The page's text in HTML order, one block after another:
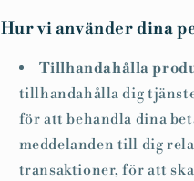
Hur vi använder dina
Tillhandahålla
tillhandahålla dig
för att behandla dina
meddelanden till dig
transaktioner, för att